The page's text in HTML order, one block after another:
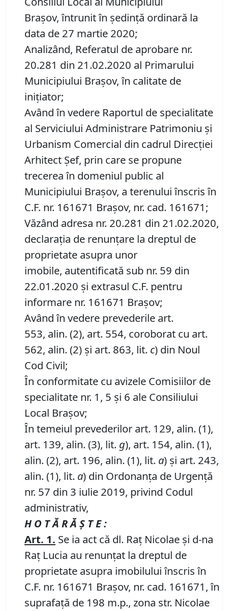
Braşov, întrunit în şedinţă ordinară la
data de 27 martie 2020;
Analizând, Referatul de aprobare nr.
20.281 din 21.02.2020 al Primarului
Municipiului Brașov, în calitate de
inițiator;
Având în vedere Raportul de specialitate
al Serviciului Administrare Patrimoniu şi
Urbanism Comercial din cadrul Direcției
Arhitect Șef, prin care se propune
trecerea în domeniul public al
Municipiului Braşov, a terenului înscris în
C.F. nr. 161671 Brașov, nr. cad. 161671;
Văzând adresa nr. 20.281 din 21.02.2020,
declaraţia de renunţare la dreptul de
proprietate asupra unor
imobile, autentificată sub nr. 59 din
22.01.2020 și extrasul C.F. pentru
informare nr. 161671 Brașov;
Având în vedere prevederile art.
553, alin. (2), art. 554, coroborat cu art.
562, alin. (2) și art. 863, lit. c) din Noul
Cod Civil;
În conformitate cu avizele Comisiilor de
specialitate nr. 1, 5 și 6 ale Consiliului
Local Brașov;
În temeiul prevederilor art. 129, alin. (1),
art. 139, alin. (3), lit. g), art. 154, alin. (1),
alin. (2), art. 196, alin. (1), lit. a) și art. 243,
alin. (1), lit. a) din Ordonanța de Urgență
nr. 57 din 3 iulie 2019, privind Codul
administrativ,
H O T Ă R Ă Ş T E :
Art. 1. Se ia act că dl. Raț Nicolae și d-na
Raț Lucia au renunțat la dreptul de
proprietate asupra imobilului înscris în
C.F. nr. 161671 Brașov, nr. cad. 161671, în
suprafață de 198 m.p., zona str. Nicolae